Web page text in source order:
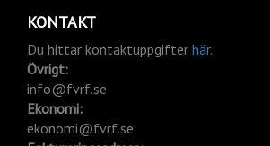
KONTAKT
Du hittar kontaktuppgifter här.
Övrigt:
info@fvrf.se
Ekonomi:
ekonomi@fvrf.se